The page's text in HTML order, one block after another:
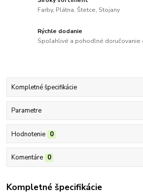
Farby, Plátna, Štetce, Stojany
Rýchle dodanie
Spoľahlivé a pohodlné doručovanie
Kompletné špecifikácie
Parametre
Hodnotenie 0
Komentáre 0
Kompletné špecifikácie